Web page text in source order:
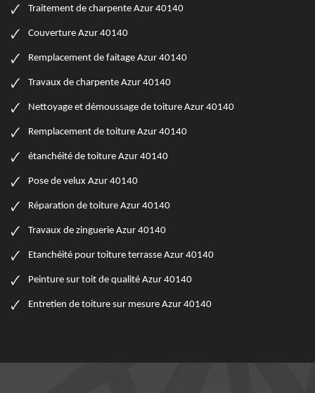
Traitement de charpente Azur 40140
Couverture Azur 40140
Remplacement de faitage Azur 40140
Travaux de charpente Azur 40140
Nettoyage et démoussage de toiture Azur 40140
Remplacement de toiture Azur 40140
étanchéité de toiture Azur 40140
Pose de velux Azur 40140
Réparation de toiture Azur 40140
Travaux de zinguerie Azur 40140
Etanchéité pour toiture terrasse Azur 40140
Peinture sur toit de qualité Azur 40140
Entretien de toiture sur mesure Azur 40140